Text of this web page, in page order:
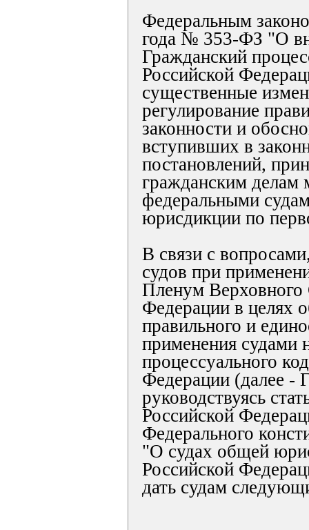
Федеральным
года № 353-ФЗ "О
Гражданский
Российской
существенные
регулирование
законности и
вступивших в
постановлений,
гражданским делам
федеральными
юрисдикции по
В связи с
судов при
Пленум Верховного
Федерации в целях
правильного и
применения судами
процессуального
Федерации (далее
руководствуясь
Российской
Федерального
"О судах общей
Российской
дать судам